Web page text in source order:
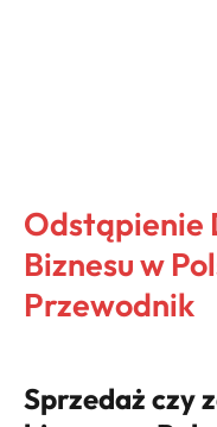
Odstąpienie
Biznesu w
Przewodnik
Sprzedaż czy